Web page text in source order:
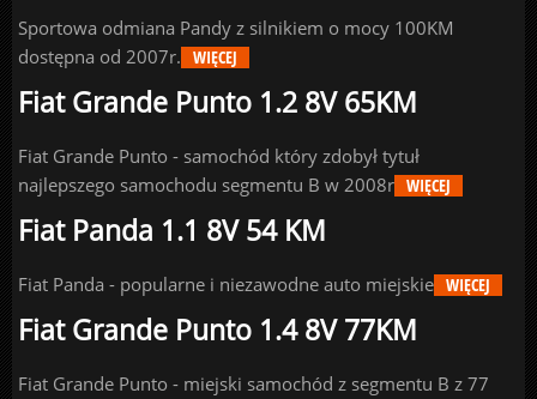
Sportowa odmiana Pandy z silnikiem o mocy 100KM
dostępna od 2007r. WIĘCEJ
Fiat Grande Punto 1.2 8V 65KM
Fiat Grande Punto - samochód który zdobył tytuł
najlepszego samochodu segmentu B w 2008r WIĘCEJ
Fiat Panda 1.1 8V 54 KM
Fiat Panda - popularne i niezawodne auto miejskie WIĘCEJ
Fiat Grande Punto 1.4 8V 77KM
Fiat Grande Punto - miejski samochód z segmentu B z 77